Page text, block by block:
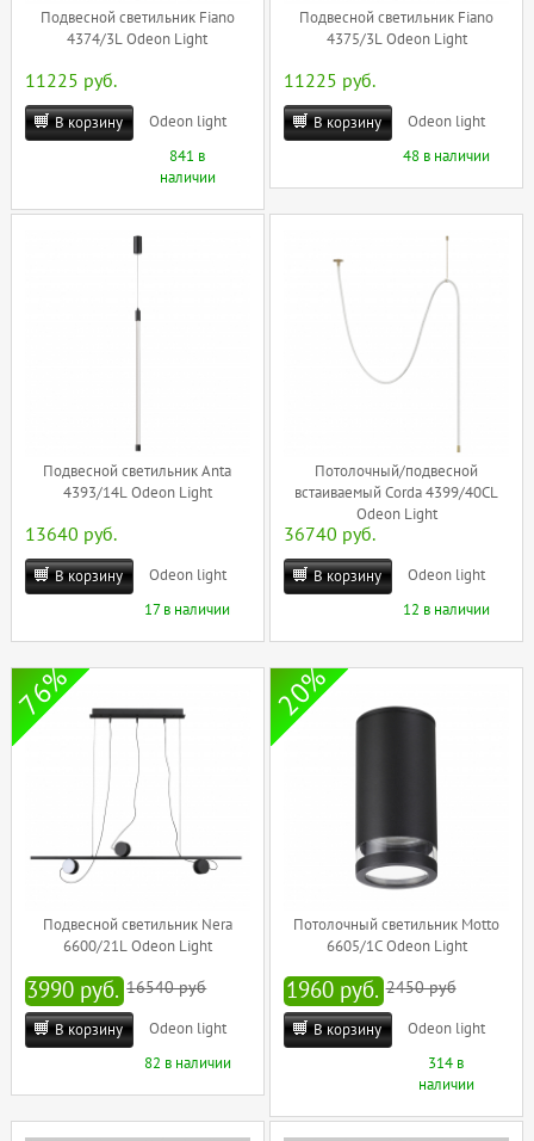
Подвесной светильник Fiano
4374/3L Odeon Light
11225 руб.
В корзину
Odeon light
841 в
наличии
Подвесной светильник Fiano
4375/3L Odeon Light
11225 руб.
В корзину
Odeon light
48 в наличии
Подвесной светильник Anta
4393/14L Odeon Light
13640 руб.
В корзину
Odeon light
17 в наличии
Потолочный/подвесной
встаиваемый Corda 4399/40CL
Odeon Light
36740 руб.
В корзину
Odeon light
12 в наличии
Подвесной светильник Nera
6600/21L Odeon Light
76%
3990 руб. 16540 руб
В корзину
Odeon light
82 в наличии
Потолочный светильник Motto
6605/1C Odeon Light
20%
1960 руб. 2450 руб
В корзину
Odeon light
314 в
наличии